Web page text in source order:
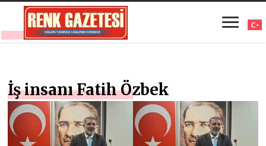
İş insanı Fatih Özbek